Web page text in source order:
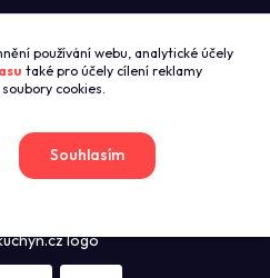
používání webu, analytické účely
také pro účely cílení reklamy
cookies.
Souhlasím